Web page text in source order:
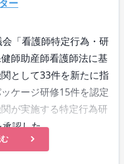
ー
「看護師特定行為・研
師助産師看護師法に基
として33件を新たに指
ケージ研修15件を認定
が実施する特定行為研
認した。